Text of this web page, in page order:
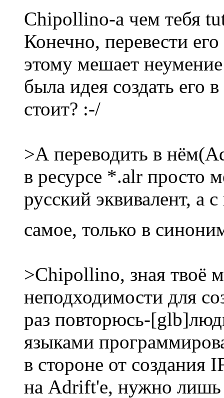
Chipollino-а чем тебя
Конечно, перевести
этому мешает
была идея создать его
стоит? :-/
>А переводить в
в ресурсе *.alr просто
русский эквивалент, а
самое, только в
>Chipollino, зная твоё
неподходимости для
раз повторюсь-
языками
в стороне от создания
на Adrift'e, нужно